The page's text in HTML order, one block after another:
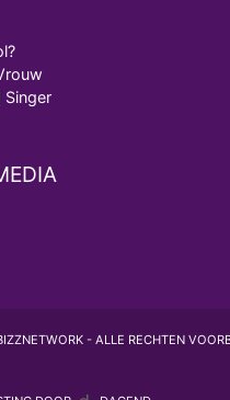
Singer
- ALLE RECHTEN